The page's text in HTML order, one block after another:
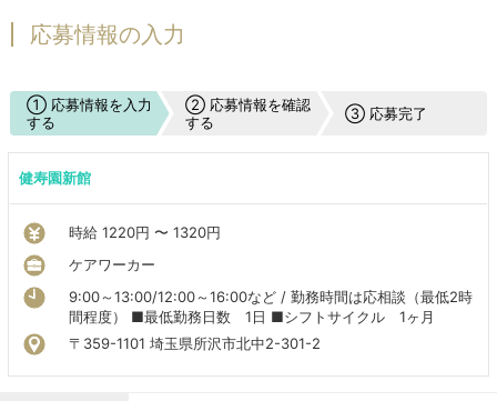
応募情報の入力
① 応募情報を入力
する
② 応募情報を確認
する
③ 応募完了
健寿園新館
時給 1220円 〜 1320円
ケアワーカー
9:00～13:00/12:00～16:00など / 勤務時間は応相談（最低2時
間程度） ■最低勤務日数 1日 ■シフトサイクル 1ヶ月
〒359-1101 埼玉県所沢市北中2-301-2